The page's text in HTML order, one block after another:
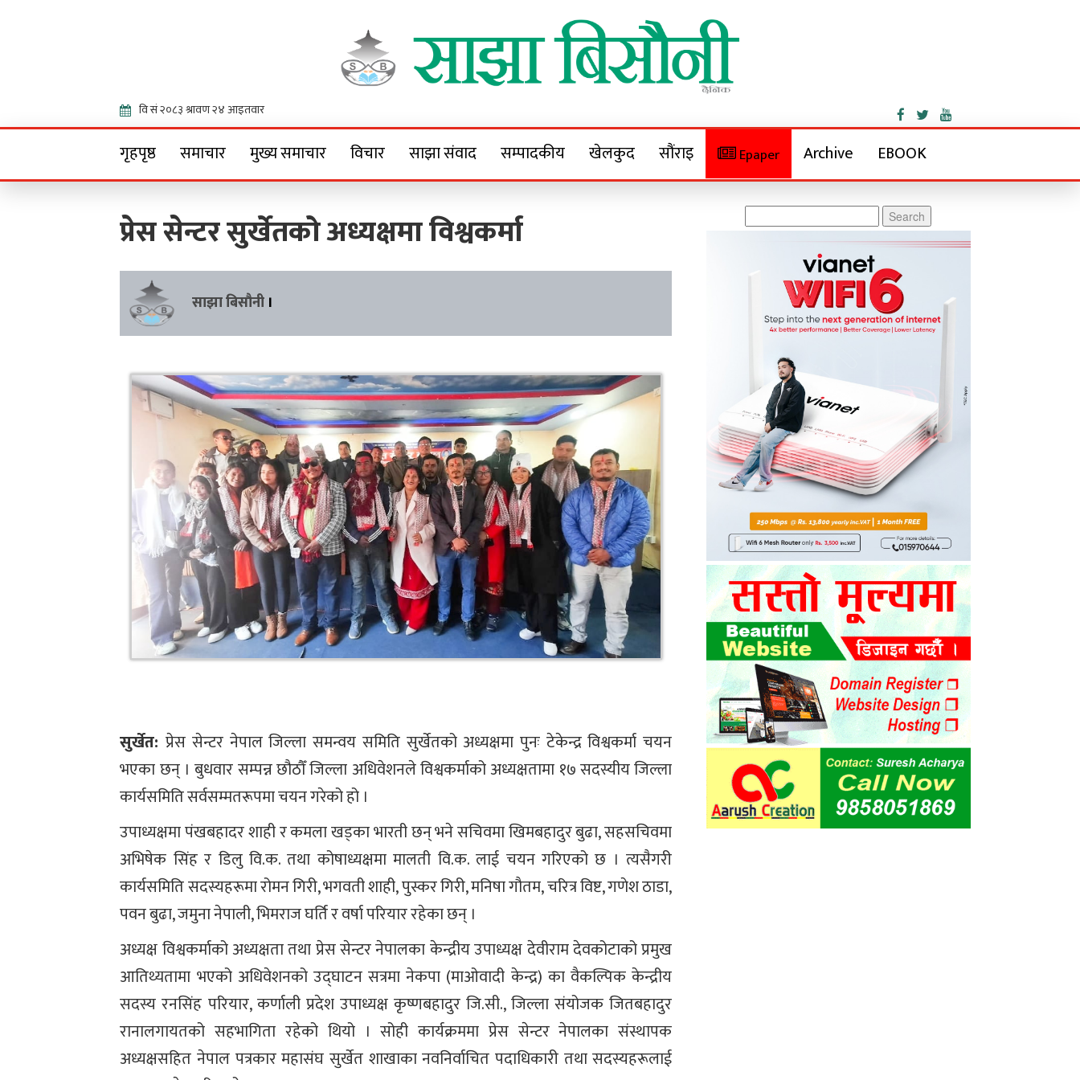
Sajha Bisaunee
गृहपृष्ठ समाचार मुख्य समाचार विचार साझा संवाद सम्पादकीय खेलकुद सौंराइ Epaper Archive EBOOK
प्रेस सेन्टर सुर्खेतको अध्यक्षमा विश्वकर्मा
साझा बिसौनी ।
सुर्खेत:प्रेस सेन्टर नेपाल जिल्ला समन्वय समिति सुर्खेतको अध्यक्षमा पुनः टेकेन्द्र विश्वकर्मा चयन
भएका छन् । बुधवार सम्पन्न छौठौँ जिल्ला अधिवेशनले विश्वकर्माको अध्यक्षतामा १७ सदस्यीय जिल्ला
कार्यसमिति सर्वसम्मतरूपमा चयन गरेको हो ।
उपाध्यक्षमा पंखबहादर शाही र कमला खड्का भारती छन् भने सचिवमा खिमबहादुर बुढा, सहसचिवमा
अभिषेक सिंह र डिलु वि.क. तथा कोषाध्यक्षमा मालती वि.क. लाई चयन गरिएको छ । त्यसैगरी
कार्यसमिति सदस्यहरूमा रोमन गिरी, भगवती शाही, पुस्कर गिरी, मनिषा गौतम, चरित्र विष्ट, गणेश ठाडा,
पवन बुढा, जमुना नेपाली, भिमराज घर्ति र वर्षा परियार रहेका छन् ।
अध्यक्ष विश्वकर्माको अध्यक्षता तथा प्रेस सेन्टर नेपालका केन्द्रीय उपाध्यक्ष देवीराम देवकोटाको प्रमुख
आतिथ्यतामा भएको अधिवेशनको उद्घाटन सत्रमा नेकपा (माओवादी केन्द्र) का वैकल्पिक केन्द्रीय
सदस्य रनसिंह परियार, कर्णाली प्रदेश उपाध्यक्ष कृष्णबहादुर जि.सी., जिल्ला संयोजक जितबहादुर
रानालगायतको सहभागिता रहेको थियो । सोही कार्यक्रममा प्रेस सेन्टर नेपालका संस्थापक
अध्यक्षसहित नेपाल पत्रकार महासंघ सुर्खेत शाखाका नवनिर्वाचित पदाधिकारी तथा सदस्यहरूलाई
for: